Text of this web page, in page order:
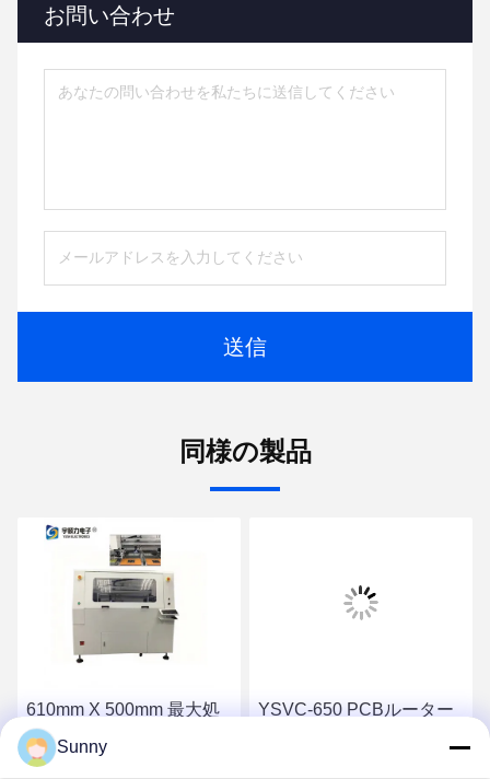
お問い合わせ
送信
同様の製品
610mm X 500mm 最大処
理フォーマット、355nm
UVレーザー波長の高効率
YSVC-650 PCBルーター
Sunny